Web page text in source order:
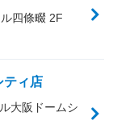
四條畷 2F
ティ店
大阪ドームシ